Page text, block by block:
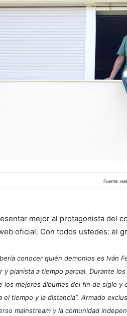
Fuente:
mejor al protagonista del
oficial. Con todos ustedes: el
conocer quién demonios es Iván
pianista a tiempo parcial. Durante
mejores álbumes del fin de siglo
el tiempo y la distancia”. Armado
mainstream y la comunidad